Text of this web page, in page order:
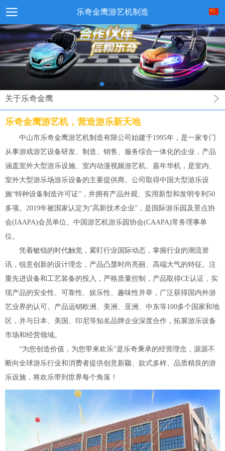
乐奇金鹰游艺机制造
关于乐奇金鹰
乐奇金鹰游艺机，营造游乐新天地
中山市乐奇金鹰游艺机制造有限公司始建于1995年，是一家专门
从事游戏游艺设备研发、制造、销售、服务综合一体化的企业，产品
涵盖室外大型游乐设施、室内动漫视频游艺机、嘉年华机，是室内、
室外大型游乐场游乐设备的主要提供商。公司取得中国大型游乐设
施“特种设备制造许可证”，并拥有产品外观、实用新型和发明专利50
多项。2019年被国家认定为“高新技术企业”，是国际游乐园及景点协
会(IAAPA)会员单位、中国游艺机游乐园协会(CAAPA)常务理事单
位。
凭着敏锐的时代触觉，紧盯行业国际动态，掌握行业的潮流资
讯，锐意创新的设计理念，产品凸显时尚亮丽、高端大气的特征。注
重先进设备和工艺装备的投入，严格质量控制，产品取得CE认证，实
现产品的安全性、可靠性、娱乐性、趣味性并举，广泛获得国内外游
艺业界的认可。产品远销欧洲、美洲、亚洲、中东等100多个国家和地
区，并与日本、美国、印尼等知名品牌企业深度合作，拓展游乐设备
市场和经营领域。
“为您创造价值，为您带来欢乐”是乐奇秉承的经营理念，源源不
断向全球游乐行业和消费者提供创意新颖、款式多样、品质精良的游
乐设施，将欢乐带到世界每个角落！